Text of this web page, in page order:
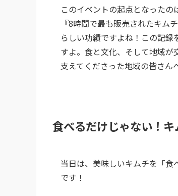
このイベントの起点となった
『8時間で最も販売されたキム
らしい功績ですよね！この記
すよ。食と文化、そして地域
支えてくださった地域の皆さん
食べるだけじゃない！
当日は、美味しいキムチを「
です！